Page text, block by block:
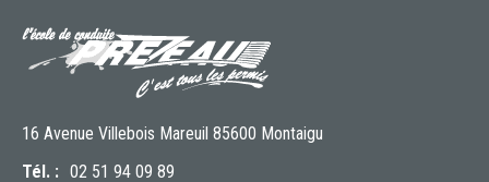
16 Avenue Villebois Mareuil 85600 Montaigu
Tél. : 02 51 94 09 89